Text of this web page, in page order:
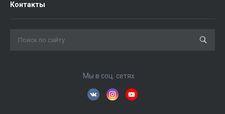
Контакты
Мы в соц. сетях